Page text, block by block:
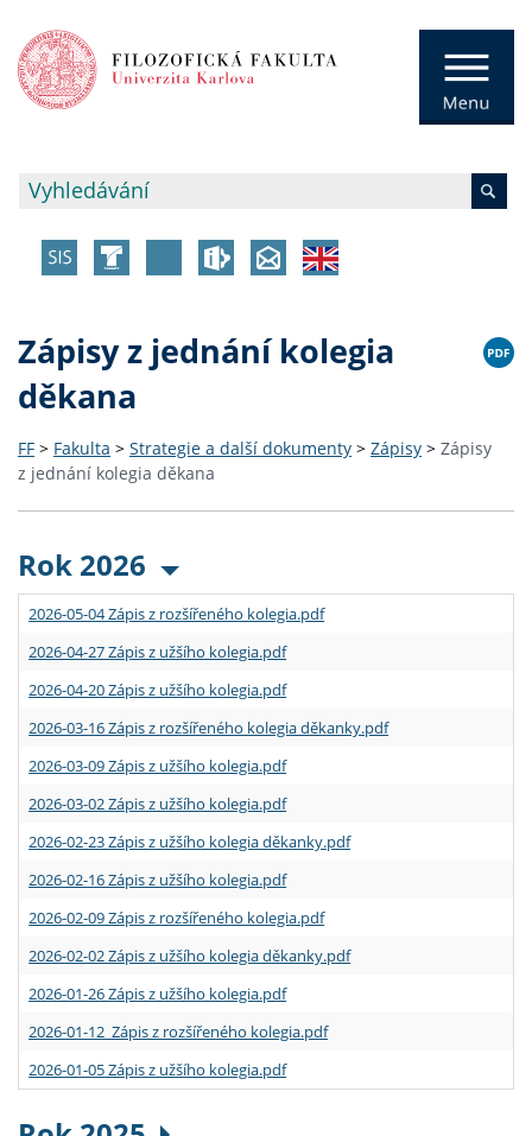
Zápisy z jednání kolegia
děkana
FF > Fakulta > Strategie a další dokumenty > Zápisy > Zápisy
z jednání kolegia děkana
Rok 2026
2026-05-04 Zápis z rozšířeného kolegia.pdf
2026-04-27 Zápis z užšího kolegia.pdf
2026-04-20 Zápis z užšího kolegia.pdf
2026-03-16 Zápis z rozšířeného kolegia děkanky.pdf
2026-03-09 Zápis z užšího kolegia.pdf
2026-03-02 Zápis z užšího kolegia.pdf
2026-02-23 Zápis z užšího kolegia děkanky.pdf
2026-02-16 Zápis z užšího kolegia.pdf
2026-02-09 Zápis z rozšířeného kolegia.pdf
2026-02-02 Zápis z užšího kolegia děkanky.pdf
2026-01-26 Zápis z užšího kolegia.pdf
2026-01-12 Zápis z rozšířeného kolegia.pdf
2026-01-05 Zápis z užšího kolegia.pdf